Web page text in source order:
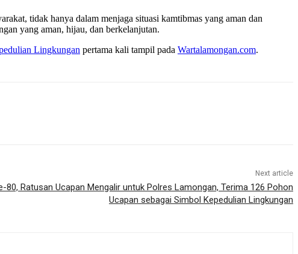
tidak hanya dalam menjaga situasi kamtibmas yang aman dan
yang aman, hijau, dan berkelanjutan.
Lingkungan pertama kali tampil pada Wartalamongan.com.
Next article
80, Ratusan Ucapan Mengalir untuk Polres Lamongan, Terima 126 Pohon
Ucapan sebagai Simbol Kepedulian Lingkungan